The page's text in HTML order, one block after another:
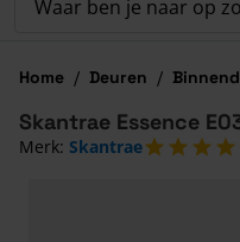
Home / Deuren /
Skantrae Essence
Merk: Skantrae